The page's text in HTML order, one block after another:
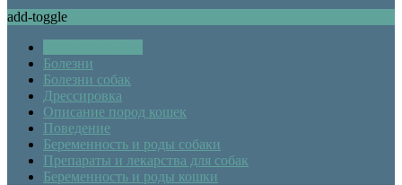
add-toggle
Болезни
Болезни собак
Дрессировка
Описание пород кошек
Поведение
Беременность и роды собаки
Препараты и лекарства для собак
Беременность и роды кошки